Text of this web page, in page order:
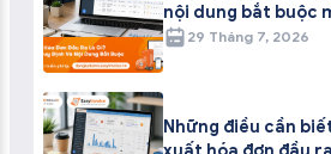
nội dung bắt buộc
29 Tháng 7, 2026
Những điều cần